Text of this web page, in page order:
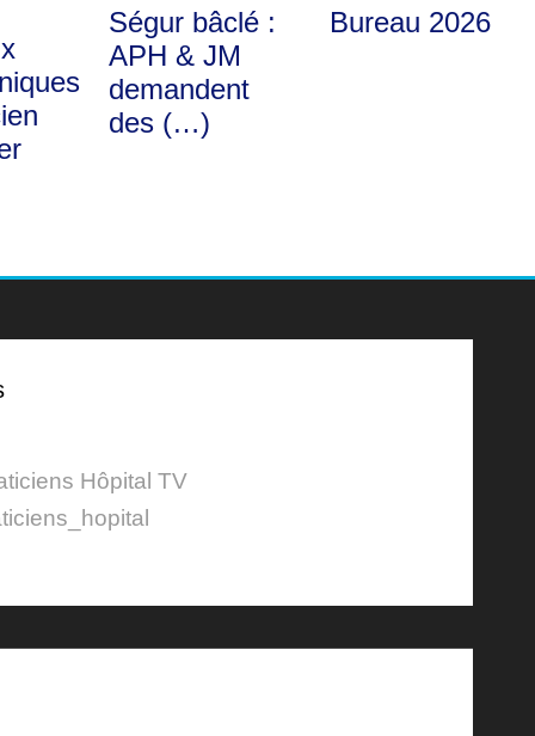
Ségur bâclé :
APH & JM
demandent
des (…)
Bureau 2026
Hôpital TV